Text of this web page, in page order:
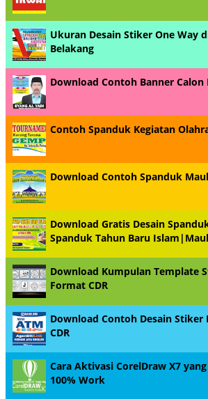
Ukuran Desain Stiker One Way
Belakang
Download Contoh Banner Calon
Contoh Spanduk Kegiatan
Download Contoh Spanduk
Download Gratis Desain
Spanduk Tahun Baru
Download Kumpulan Template
Format CDR
Download Contoh Desain
CDR
Cara Aktivasi CorelDraw X7
100% Work